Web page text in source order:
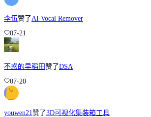
李伍赞了AI Vocal Remover
07-21
不惑的早稻田赞了DSA
07-20
youwen21赞了3D可视化集装箱工具